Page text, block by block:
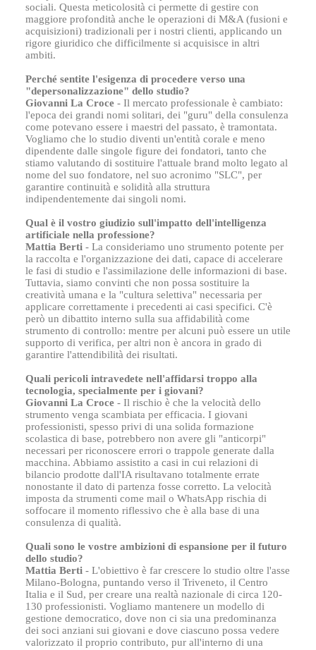
sociali. Questa meticolosità ci permette di gestire con
maggiore profondità anche le operazioni di M&A (fusioni e
acquisizioni) tradizionali per i nostri clienti, applicando un
rigore giuridico che difficilmente si acquisisce in altri
ambiti.
Perché sentite l'esigenza di procedere verso una
"depersonalizzazione" dello studio?
Giovanni La Croce - Il mercato professionale è cambiato:
l'epoca dei grandi nomi solitari, dei "guru" della consulenza
come potevano essere i maestri del passato, è tramontata.
Vogliamo che lo studio diventi un'entità corale e meno
dipendente dalle singole figure dei fondatori, tanto che
stiamo valutando di sostituire l'attuale brand molto legato al
nome del suo fondatore, nel suo acronimo "SLC", per
garantire continuità e solidità alla struttura
indipendentemente dai singoli nomi.
Qual è il vostro giudizio sull'impatto dell'intelligenza
artificiale nella professione?
Mattia Berti - La consideriamo uno strumento potente per
la raccolta e l'organizzazione dei dati, capace di accelerare
le fasi di studio e l'assimilazione delle informazioni di base.
Tuttavia, siamo convinti che non possa sostituire la
creatività umana e la "cultura selettiva" necessaria per
applicare correttamente i precedenti ai casi specifici. C'è
però un dibattito interno sulla sua affidabilità come
strumento di controllo: mentre per alcuni può essere un utile
supporto di verifica, per altri non è ancora in grado di
garantire l'attendibilità dei risultati.
Quali pericoli intravedete nell'affidarsi troppo alla
tecnologia, specialmente per i giovani?
Giovanni La Croce - Il rischio è che la velocità dello
strumento venga scambiata per efficacia. I giovani
professionisti, spesso privi di una solida formazione
scolastica di base, potrebbero non avere gli "anticorpi"
necessari per riconoscere errori o trappole generate dalla
macchina. Abbiamo assistito a casi in cui relazioni di
bilancio prodotte dall'IA risultavano totalmente errate
nonostante il dato di partenza fosse corretto. La velocità
imposta da strumenti come mail o WhatsApp rischia di
soffocare il momento riflessivo che è alla base di una
consulenza di qualità.
Quali sono le vostre ambizioni di espansione per il futuro
dello studio?
Mattia Berti - L'obiettivo è far crescere lo studio oltre l'asse
Milano-Bologna, puntando verso il Triveneto, il Centro
Italia e il Sud, per creare una realtà nazionale di circa 120-
130 professionisti. Vogliamo mantenere un modello di
gestione democratico, dove non ci sia una predominanza
dei soci anziani sui giovani e dove ciascuno possa vedere
valorizzato il proprio contributo, pur all'interno di una